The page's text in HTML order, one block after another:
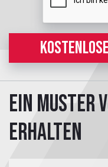
Ein Muster
erhalten